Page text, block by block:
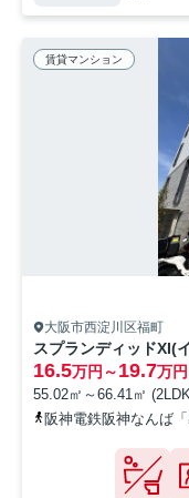
賃貸マンション
大阪市西淀川区福町
スプランディッドXI(
16.5万円～19.7万円
55.02㎡～66.41㎡
阪神電鉄阪神なんば